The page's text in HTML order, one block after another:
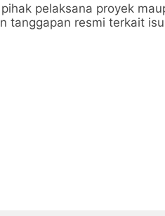
pelaksana proyek
tanggapan resmi terkait